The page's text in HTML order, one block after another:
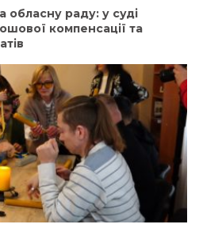
обласну раду: у суді
компенсації та